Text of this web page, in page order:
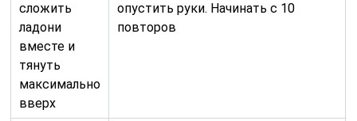
сложить
ладони
вместе и
тянуть
максимально
вверх
опустить руки. Начинать с 10
повторов